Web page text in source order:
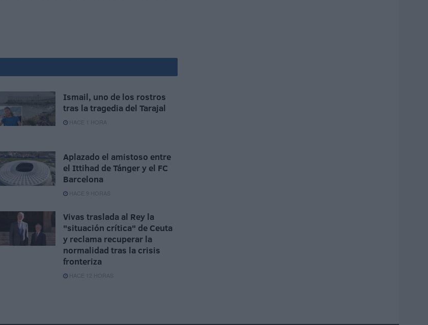
Ismail, uno de los rostros
tras la tragedia del Tarajal
HACE 1 HORA
Aplazado el amistoso entre
el Ittihad de Tánger y el FC
Barcelona
HACE 9 HORAS
Vivas traslada al Rey la
"situación crítica" de Ceuta
y reclama recuperar la
normalidad tras la crisis
fronteriza
HACE 12 HORAS